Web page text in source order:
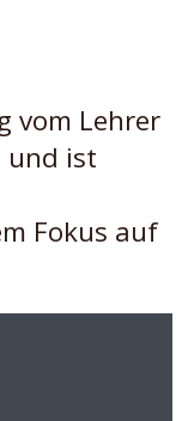
vom Lehrer
und ist
Fokus auf